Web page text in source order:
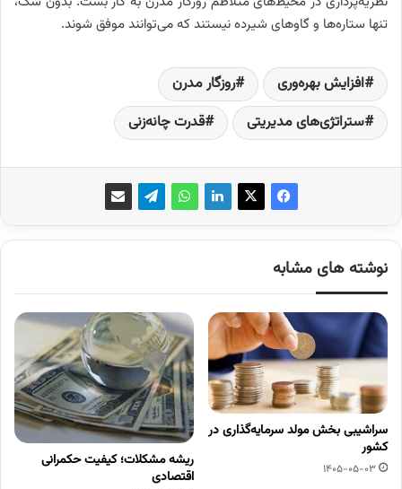
تنها ستاره‌ها و گاوهای شیرده نیستند که می‌توانند موفق شوند.
افزایش بهره‌وری
روزگار مدرن
ستراتژی‌های مدیریتی
قدرت چانه‌زنی
نوشته های مشابه
سراشیبی بخش مولد سرمایه‌گذاری در
کشور
1405-05-03
ریشه مشکلات؛ کیفیت حکمرانی
اقتصادی